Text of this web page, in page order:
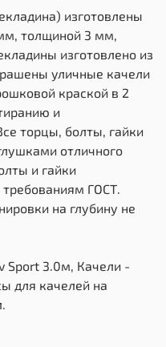
изготовлены
толщиной 3 мм,
изготовлено из
уличные качели
краской в 2
и
торцы, болты, гайки
отличного
и гайки
ГОСТ.
на глубину не
3.0м, Качели -
для качелей на